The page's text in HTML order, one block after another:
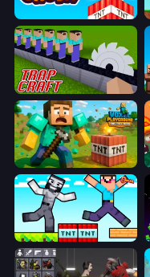
Build and Crush
Trap Craft
Voxel Playground: Ragdoll Noob
Noob Gigachad: Parkour Tricks Challenge